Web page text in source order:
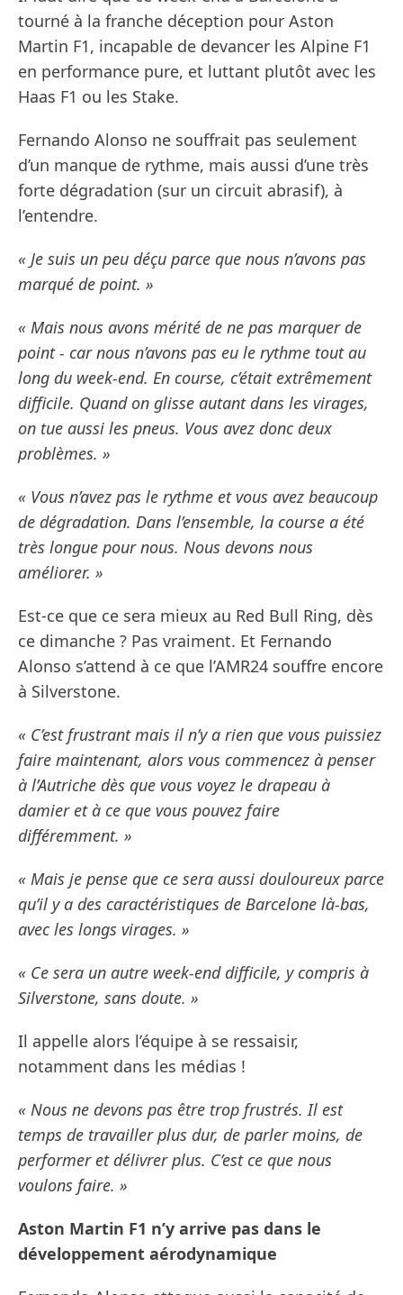
tourné à la franche déception pour Aston
Martin F1, incapable de devancer les Alpine F1
en performance pure, et luttant plutôt avec les
Haas F1 ou les Stake.
Fernando Alonso ne souffrait pas seulement
d’un manque de rythme, mais aussi d’une très
forte dégradation (sur un circuit abrasif), à
l’entendre.
« Je suis un peu déçu parce que nous n’avons pas
marqué de point. »
« Mais nous avons mérité de ne pas marquer de
point - car nous n’avons pas eu le rythme tout au
long du week-end. En course, c’était extrêmement
difficile. Quand on glisse autant dans les virages,
on tue aussi les pneus. Vous avez donc deux
problèmes. »
« Vous n’avez pas le rythme et vous avez beaucoup
de dégradation. Dans l’ensemble, la course a été
très longue pour nous. Nous devons nous
améliorer. »
Est-ce que ce sera mieux au Red Bull Ring, dès
ce dimanche ? Pas vraiment. Et Fernando
Alonso s’attend à ce que l’AMR24 souffre encore
à Silverstone.
« C’est frustrant mais il n’y a rien que vous puissiez
faire maintenant, alors vous commencez à penser
à l’Autriche dès que vous voyez le drapeau à
damier et à ce que vous pouvez faire
différemment. »
« Mais je pense que ce sera aussi douloureux parce
qu’il y a des caractéristiques de Barcelone là-bas,
avec les longs virages. »
« Ce sera un autre week-end difficile, y compris à
Silverstone, sans doute. »
Il appelle alors l’équipe à se ressaisir,
notamment dans les médias !
« Nous ne devons pas être trop frustrés. Il est
temps de travailler plus dur, de parler moins, de
performer et délivrer plus. C’est ce que nous
voulons faire. »
Aston Martin F1 n’y arrive pas dans le
développement aérodynamique